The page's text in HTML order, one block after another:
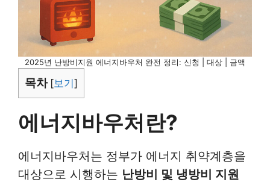
2025년 난방비지원 에너지바우처 완전 정리: 신청 | 대상 | 금액
목차 [보기]
에너지바우처란?
에너지바우처는 정부가 에너지 취약계층을
대상으로 시행하는 난방비 및 냉방비 지원